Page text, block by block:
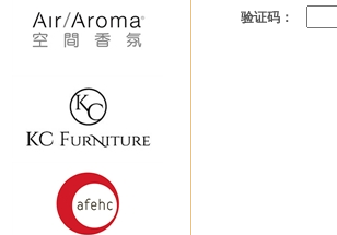
验证码：